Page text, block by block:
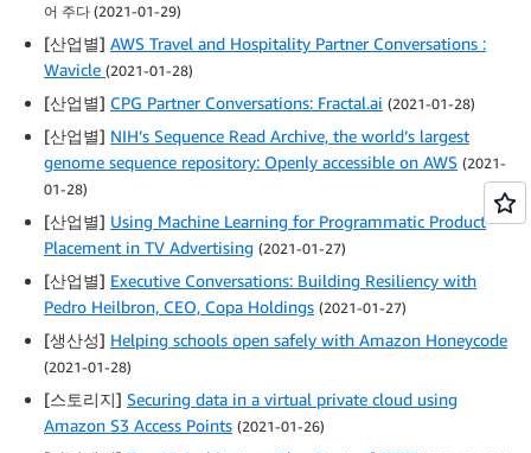
어 주다 (2021-01-29)
[산업별] AWS Travel and Hospitality Partner Conversations :
Wavicle (2021-01-28)
[산업별] CPG Partner Conversations: Fractal.ai (2021-01-28)
[산업별] NIH’s Sequence Read Archive, the world’s largest
genome sequence repository: Openly accessible on AWS (2021-
01-28)
[산업별] Using Machine Learning for Programmatic Product
Placement in TV Advertising (2021-01-27)
[산업별] Executive Conversations: Building Resiliency with
Pedro Heilbron, CEO, Copa Holdings (2021-01-27)
[생산성] Helping schools open safely with Amazon Honeycode
(2021-01-28)
[스토리지] Securing data in a virtual private cloud using
Amazon S3 Access Points (2021-01-26)